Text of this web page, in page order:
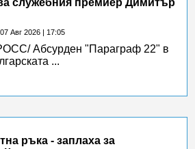
служебния премиер Димитър
07 Авг 2026 | 17:05
Абсурден "Параграф 22" в
...
ръка - заплаха за